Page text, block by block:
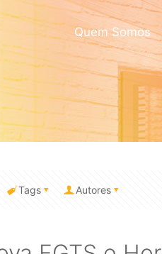
Quem Somos
Tags Autores